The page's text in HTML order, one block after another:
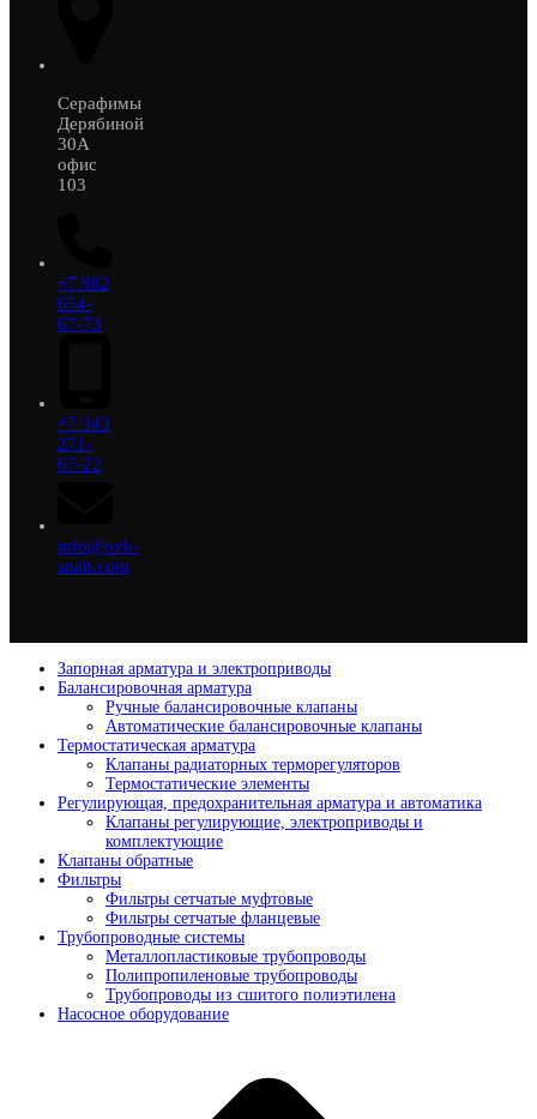
Серафимы
Дерябиной
30А
офис
103
+7 982
654-
67-73
+7 343
271-
67-22
info@ovk-
snab.com
Запорная арматура и электроприводы
Балансировочная арматура
Ручные балансировочные клапаны
Автоматические балансировочные клапаны
Термостатическая арматура
Клапаны радиаторных терморегуляторов
Термостатические элементы
Регулирующая, предохранительная арматура и автоматика
Клапаны регулирующие, электроприводы и
комплектующие
Клапаны обратные
Фильтры
Фильтры сетчатые муфтовые
Фильтры сетчатые фланцевые
Трубопроводные системы
Металлопластиковые трубопроводы
Полипропиленовые трубопроводы
Трубопроводы из сшитого полиэтилена
Насосное оборудование